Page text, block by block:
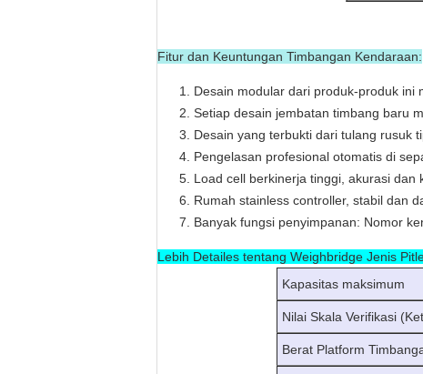
Fitur dan Keuntungan Timbangan Kendaraan:
Desain modular dari produk-produk ini
Setiap desain jembatan timbang baru
Desain yang terbukti dari tulang rusuk
Pengelasan profesional otomatis di
Load cell berkinerja tinggi, akurasi dan
Rumah stainless controller, stabil dan
Banyak fungsi penyimpanan: Nomor
Lebih Detailes tentang Weighbridge Jenis
Kapasitas maksimum
Nilai Skala Verifikasi
Berat Platform